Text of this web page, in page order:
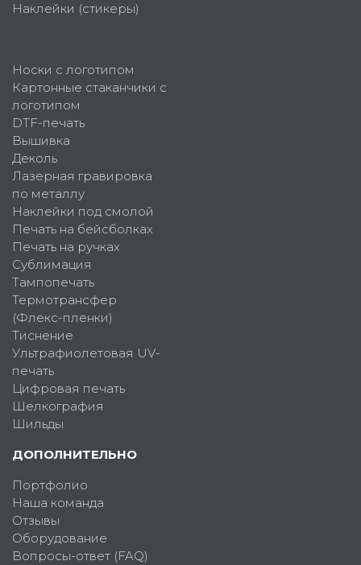
Наклейки (стикеры)
Носки с логотипом
Картонные стаканчики с
логотипом
DTF-печать
Вышивка
Деколь
Лазерная гравировка
по металлу
Наклейки под смолой
Печать на бейсболках
Печать на ручках
Сублимация
Тампопечать
Термотрансфер
(Флекс-пленки)
Тиснение
Ультрафиолетовая UV-
печать
Цифровая печать
Шелкография
Шильды
ДОПОЛНИТЕЛЬНО
Портфолио
Наша команда
Отзывы
Оборудование
Вопросы-ответ (FAQ)